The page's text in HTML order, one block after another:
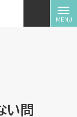
い問